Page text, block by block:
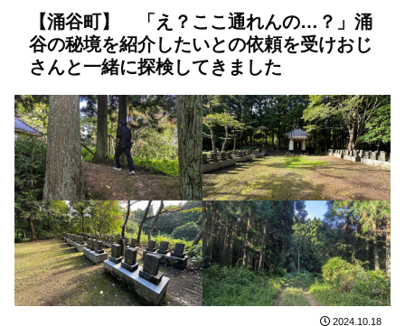
【涌谷町】 「え？ここ通れんの…？」涌
谷の秘境を紹介したいとの依頼を受けおじ
さんと一緒に探検してきました
2024.10.18